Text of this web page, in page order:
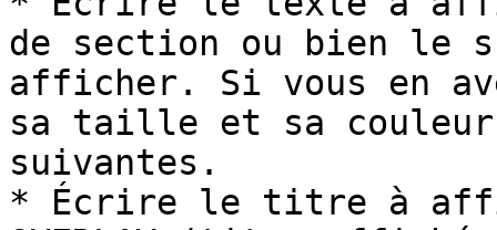
de section ou bien le
afficher. Si vous en
sa taille et sa
suivantes.
* Écrire le titre à